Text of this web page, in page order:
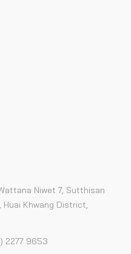
Niwet 7, Sutthisan
Khwang District,
2277 9653